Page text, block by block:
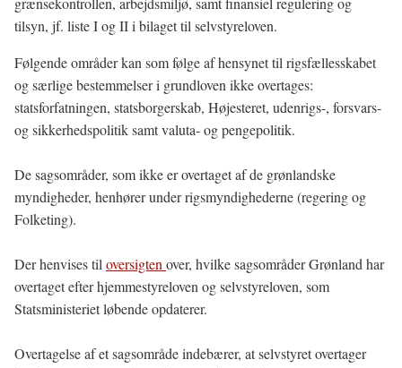
tilsyn, jf. liste I og II i bilaget til selvstyreloven.
Følgende områder kan som følge af hensynet til rigsfællesskabet
og særlige bestemmelser i grundloven ikke overtages:
statsforfatningen, statsborgerskab, Højesteret, udenrigs-, forsvars-
og sikkerhedspolitik samt valuta- og pengepolitik.
De sagsområder, som ikke er overtaget af de grønlandske
myndigheder, henhører under rigsmyndighederne (regering og
Folketing).
Der henvises til oversigten over, hvilke sagsområder Grønland har
overtaget efter hjemmestyreloven og selvstyreloven, som
Statsministeriet løbende opdaterer.
Overtagelse af et sagsområde indebærer, at selvstyret overtager